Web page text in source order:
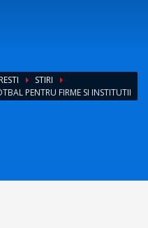
STIRI
PENTRU FIRME SI INSTITUTII